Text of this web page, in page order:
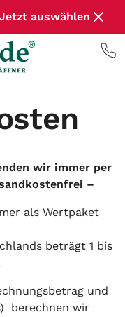
auswählen
wir immer per
–
als Wertpaket
beträgt 1 bis
und
berechnen wir